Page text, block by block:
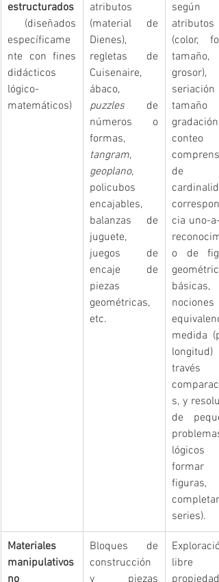
estructurados
(diseñados
específicame
nte con fines
didácticos
lógico-
matemáticos)
atributos
(material de
Dienes),
regletas de
Cuisenaire,
puzzles de
números o
tangram
geoplano,
policubos
encajables,
balanzas de
juguete,
juegos de
encaje de
piezas
geométricas,
etc.
según
atributos
(color,
tamaño,
grosor),
seriación
gradación,
de
cia uno-a-
o de
básicas,
medida
través
s, y
de
problemas
lógicos
formar
figuras,
completar
series).
Materiales
manipulativos
no
Bloques de
construcción
y piezas
Exploración
libre